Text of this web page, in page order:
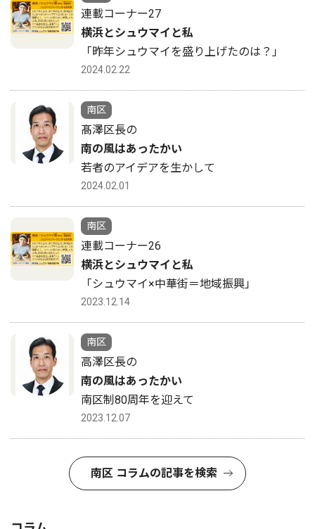
連載コーナー27
横浜とシュウマイと私
「昨年シュウマイを盛り上げたのは？」
2024.02.22
南区
髙澤区長の
南の風はあったかい
若者のアイデアを生かして
2024.02.01
南区
連載コーナー26
横浜とシュウマイと私
「シュウマイ×中華街＝地域振興」
2023.12.14
南区
高澤区長の
南の風はあったかい
南区制80周年を迎えて
2023.12.07
南区 コラムの記事を検索